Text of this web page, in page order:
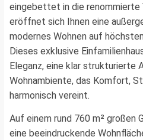
eingebettet in die renommierte
eröffnet sich Ihnen eine
modernes Wohnen auf
Dieses exklusive
Eleganz, eine klar strukturierte
Wohnambiente, das Komfort,
harmonisch vereint.
Auf einem rund 760 m² großen
eine beeindruckende